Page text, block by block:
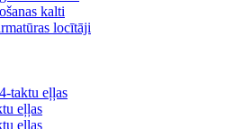
kalti
locītāji
taktu eļļas
eļļas
eļļas